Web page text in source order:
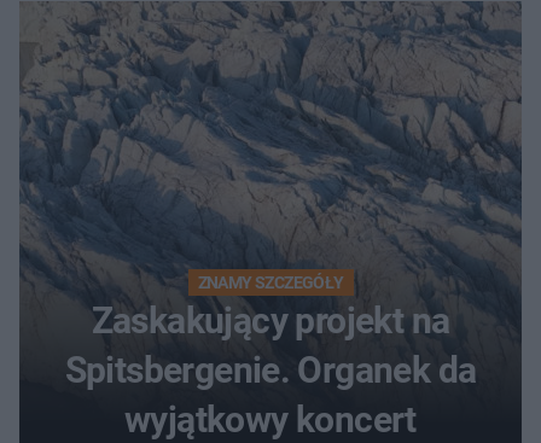
ZNAMY SZCZEGÓŁY
Zaskakujący projekt na
Spitsbergenie. Organek da
wyjątkowy koncert